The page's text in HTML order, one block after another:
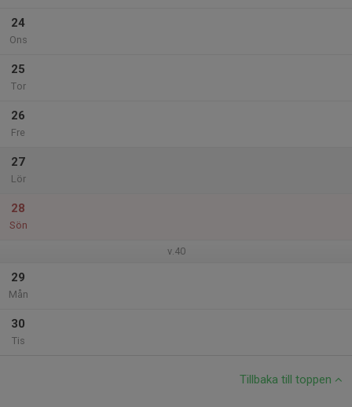
24
Ons
25
Tor
26
Fre
27
Lör
28
Sön
v.40
29
Mån
30
Tis
Tillbaka till toppen